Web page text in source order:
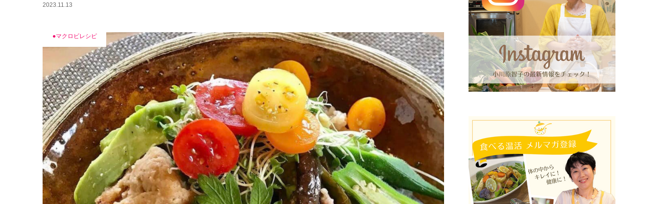
2023.11.13
●マクロビレシピ